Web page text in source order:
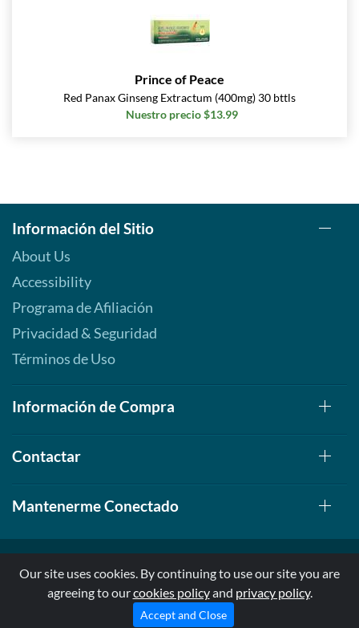
Prince of Peace
Red Panax Ginseng Extractum (400mg) 30 bttls
Nuestro precio $13.99
Información del Sitio
About Us
Accessibility
Programa de Afiliación
Privacidad & Seguridad
Términos de Uso
Información de Compra
Contactar
Mantenerme Conectado
© 1999-2026, AllStarHealth.com | All Rights Reserved
* Estas declaraciones no han sido evaluadas por la FDA
Our site uses cookies. By continuing to use our site you are
agreeing to ourcookies policyand privacy policy.
Accept and Close